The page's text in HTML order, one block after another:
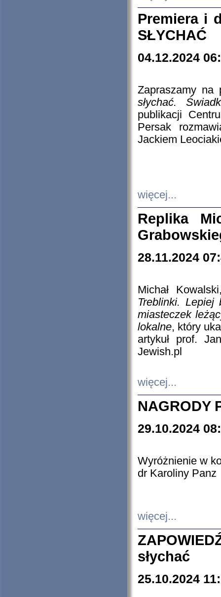
Premiera i
SŁYCHAĆ
04.12.2024
Zapraszamy
słychać.
publikacji
Persak
Jackiem
więcej...
Replika
28.11.2024
Michał
Treblinki. Lepiej
miasteczek
lokalne, który
artykuł prof.
Jewish.pl
więcej...
NAGRODY
29.10.2024
Wyróżnienie w
dr Karoliny Panz
więcej...
słychać
25.10.2024